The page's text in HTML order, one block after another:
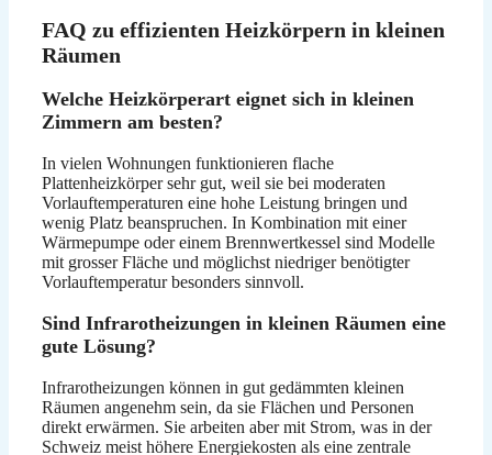
FAQ zu effizienten Heizkörpern in kleinen
Räumen
Welche Heizkörperart eignet sich in kleinen
Zimmern am besten?
In vielen Wohnungen funktionieren flache
Plattenheizkörper sehr gut, weil sie bei moderaten
Vorlauftemperaturen eine hohe Leistung bringen und
wenig Platz beanspruchen. In Kombination mit einer
Wärmepumpe oder einem Brennwertkessel sind Modelle
mit grosser Fläche und möglichst niedriger benötigter
Vorlauftemperatur besonders sinnvoll.
Sind Infrarotheizungen in kleinen Räumen eine
gute Lösung?
Infrarotheizungen können in gut gedämmten kleinen
Räumen angenehm sein, da sie Flächen und Personen
direkt erwärmen. Sie arbeiten aber mit Strom, was in der
Schweiz meist höhere Energiekosten als eine zentrale